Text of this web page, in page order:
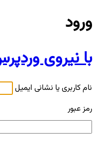
ورود
با نیروی
نام کاربری یا نشانی ایمیل
رمز عبور